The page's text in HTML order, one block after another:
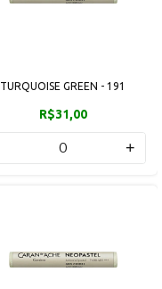
TURQUOISE GREEN - 191
R$31,00
+